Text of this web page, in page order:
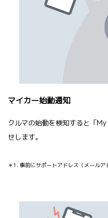
マイカー始動通知
クルマの始動を検知すると「
せします。
＊1. 事前にサポートアドレス（メールア